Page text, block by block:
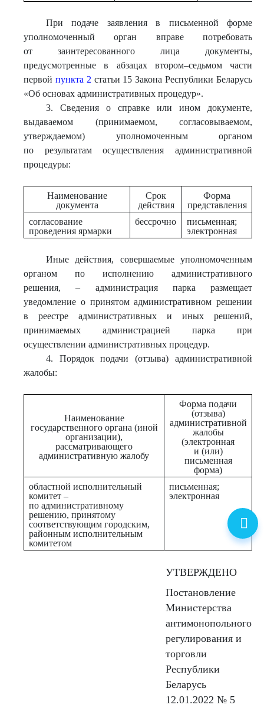
При подаче заявления в письменной форме
уполномоченный орган вправе потребовать
от заинтересованного лица документы,
предусмотренные в абзацах втором–седьмом части
первой пункта 2 статьи 15 Закона Республики Беларусь
«Об основах административных процедур».
3. Сведения о справке или ином документе,
выдаваемом (принимаемом, согласовываемом,
утверждаемом) уполномоченным органом
по результатам осуществления административной
процедуры:
Наименование
документа
Срок
действия
Форма
представления
согласование
проведения ярмарки
бессрочно
письменная;
электронная
Иные действия, совершаемые уполномоченным
органом по исполнению административного
решения, – администрация парка размещает
уведомление о принятом административном решении
в реестре административных и иных решений,
принимаемых администрацией парка при
осуществлении административных процедур.
4. Порядок подачи (отзыва) административной
жалобы:
Наименование
государственного органа (иной
организации),
рассматривающего
административную жалобу
Форма подачи
(отзыва)
административной
жалобы
(электронная
и (или)
письменная
форма)
областной исполнительный
комитет –
по административному
решению, принятому
соответствующим городским,
районным исполнительным
комитетом
письменная;
электронная
УТВЕРЖДЕНО
Постановление
Министерства
антимонопольного
регулирования и
торговли
Республики
Беларусь
12.01.2022 № 5